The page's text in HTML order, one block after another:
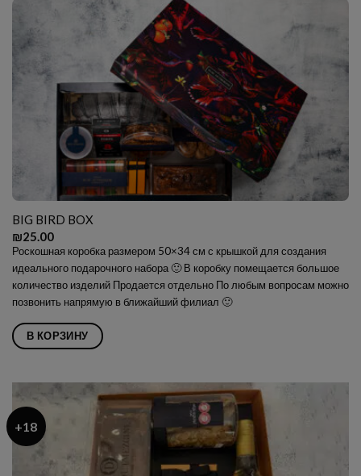
BIG BIRD BOX
₪25.00
Роскошная коробка размером 50×34 см с крышкой для создания
идеального подарочного набора 🙂 В коробку помещается большое
количество изделий Продается отдельно По любым вопросам можно
позвонить напрямую в ближайший филиал 🙂
В КОРЗИНУ
+18